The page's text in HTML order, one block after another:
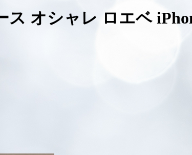
ス オシャレ ロエベ